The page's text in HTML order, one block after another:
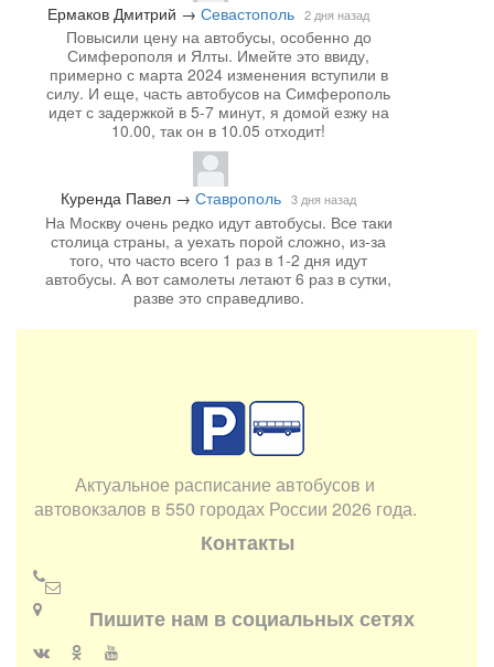
Ермаков Дмитрий → Севастополь 2 дня назад
Повысили цену на автобусы, особенно до
Симферополя и Ялты. Имейте это ввиду,
примерно с марта 2024 изменения вступили в
силу. И еще, часть автобусов на Симферополь
идет с задержкой в 5-7 минут, я домой езжу на
10.00, так он в 10.05 отходит!
Куренда Павел→ Ставрополь 3 дня назад
На Москву очень редко идут автобусы. Все таки
столица страны, а уехать порой сложно, из-за
того, что часто всего 1 раз в 1-2 дня идут
автобусы. А вот самолеты летают 6 раз в сутки,
разве это справедливо.
Актуальное расписание автобусов и
автовокзалов в 550 городах России 2026 года.
Контакты
Пишите нам в социальных сетях